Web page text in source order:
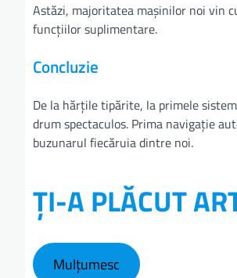
Astăzi, majoritatea mașinilor noi vin
funcțiilor suplimentare.
Concluzie
De la hărțile tipărite, la primele
drum spectaculos. Prima navigație
buzunarul fiecăruia dintre noi.
ȚI-A PLĂCUT
Mulțumesc